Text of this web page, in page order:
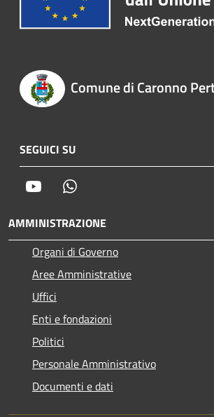
Comune di Caronno
SEGUICI SU
Youtube
AMMINISTRAZIONE
Organi di Governo
Aree Amministrative
Uffici
Enti e fondazioni
Politici
Personale Amministrativo
Documenti e dati